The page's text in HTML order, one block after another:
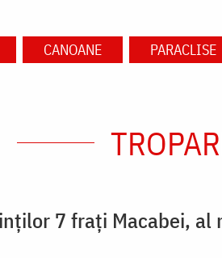
CANOANE PARACLISE
7 fraţi Macabei, al